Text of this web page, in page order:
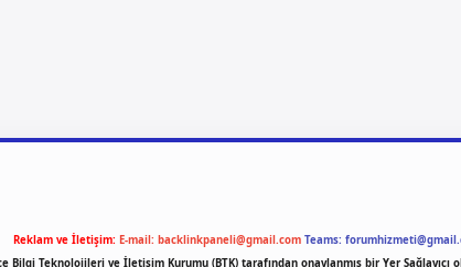
Reklam ve İletişim: E-mail: backlinkpaneli@gmail.com Teams:
Bilgi Teknolojileri ve İletişim Kurumu (BTK) tarafından onaylanmış bir Yer